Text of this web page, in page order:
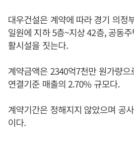
대우건설은 계약에 따라 경기 의정
일원에 지하 5층~지상 42층, 공동
활시설을 짓는다.
계약금액은 2340억7천만 원가량
연결기준 매출의 2.70% 규모다.
계약기간은 정해지지 않았으며 공
이다.